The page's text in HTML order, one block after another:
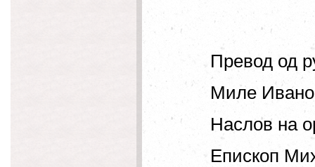
Превод од
Миле
Наслов на
Епископ